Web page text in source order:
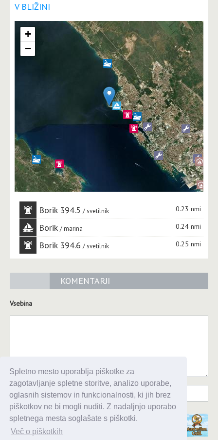
Spletno mesto uporablja piškotke za
zagotavljanje spletne storitve, analizo uporabe,
oglasnih sistemov in funkcionalnosti, ki jih brez
piškotkov ne bi mogli nuditi. Z nadaljnjo uporabo
spletnega mesta soglašate s piškotki.
Več o piškotkih
V BLIŽINI
+
−
Borik 394.5 svetilnik 0.23 nmi
Borik marina 0.24 nmi
Borik 394.6 svetilnik 0.25 nmi
KOMENTARJI
Vsebina